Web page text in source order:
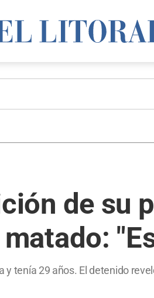
de su
tenía 29 años. El detenido